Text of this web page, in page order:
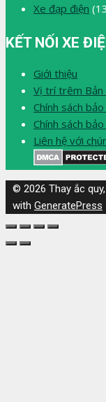
Xe đạp điện
KẾT NỐI XE
Giới thiệu
Vị trí trêm Bản
Chính sách
Chính sách
Liên hệ với
© 2026 Thay ắc
with GeneratePress